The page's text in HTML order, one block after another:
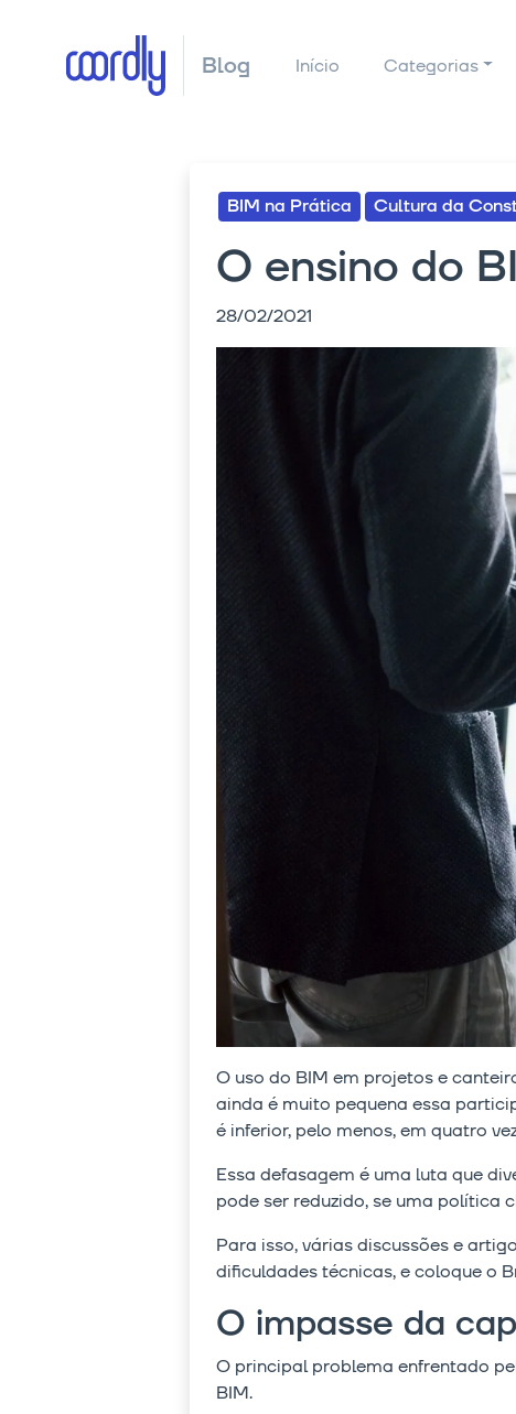
Blog Início Categorias
BIM na Prática Cultura da
O ensino do
28/02/2021
O uso do BIM em projetos e
ainda é muito pequena essa
é inferior, pelo menos, em quatro
Essa defasagem é uma luta que
pode ser reduzido, se uma política
Para isso, várias discussões e
dificuldades técnicas, e coloque o
O impasse da
O principal problema enfrentado
BIM.